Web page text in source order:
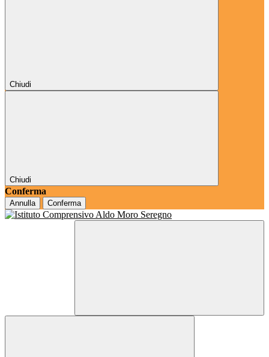
Chiudi
Chiudi
Conferma
Annulla Conferma